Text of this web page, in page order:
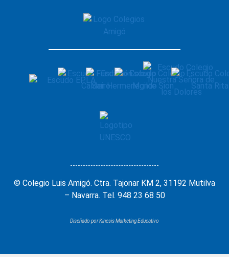
© Colegio Luis Amigó. Ctra. Tajonar KM 2, 31192 Mutilva
– Navarra. Tel. 948 23 68 50
Diseñado por Kinesis Marketing Educativo